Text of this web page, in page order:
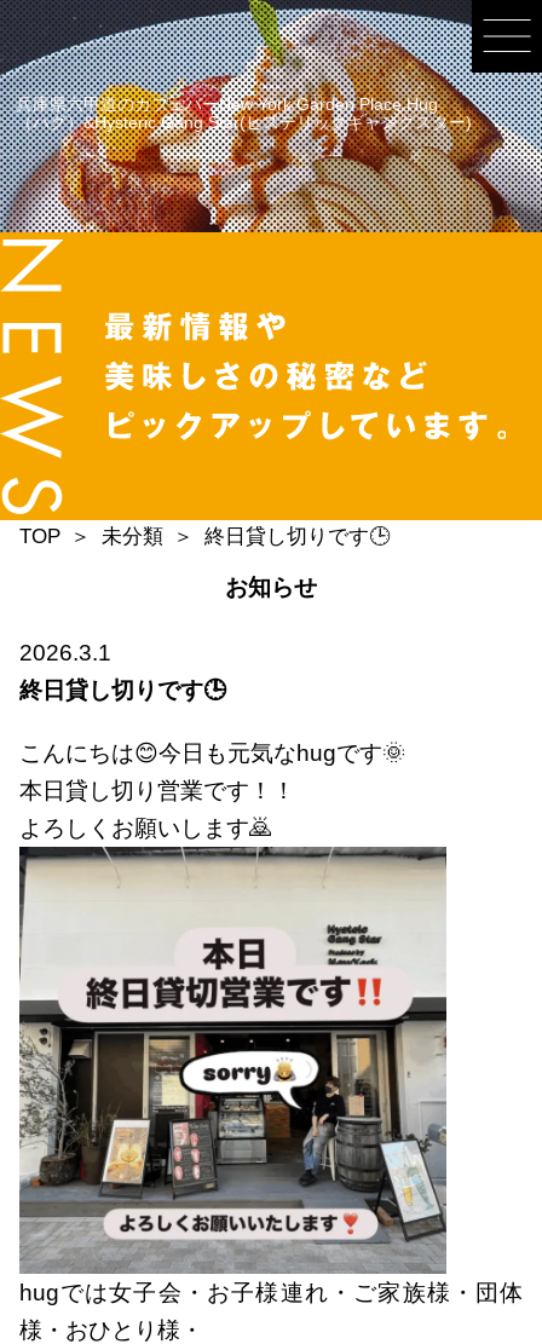
兵庫県六甲道のカフェバーNew York Garden Place Hug
（ハグ）&Hysteric Gang Star(ヒステリックギャングスター)
TOP 未分類 終日貸し切りです🕒
お知らせ
2026.3.1
終日貸し切りです🕒
こんにちは😊今日も元気なhugです🌞
本日貸し切り営業です！！
よろしくお願いします🙇
hugでは女子会・お子様連れ・ご家族様・団体
様・おひとり様・